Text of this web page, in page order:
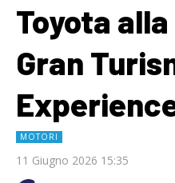
Toyota
Gran
MOTORI
11 Giugno 2026 15:35